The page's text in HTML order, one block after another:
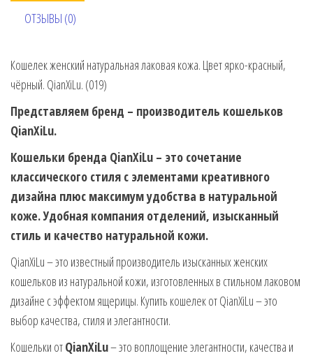
ОТЗЫВЫ (0)
Кошелек женский натуральная лаковая кожа. Цвет ярко-красный,
чёрный. QianXiLu. (019)
Представляем бренд – производитель кошельков
QianXiLu.
Кошельки бренда QianXiLu – это сочетание
классического стиля с элементами креативного
дизайна плюс максимум удобства в натуральной
коже. Удобная компания отделений, изысканный
стиль и качество натуральной кожи.
QianXiLu – это известный производитель изысканных женских
кошельков из натуральной кожи, изготовленных в стильном лаковом
дизайне с эффектом ящерицы. Купить кошелек от QianXiLu – это
выбор качества, стиля и элегантности.
Кошельки отQianXiLu– это воплощение элегантности, качества и